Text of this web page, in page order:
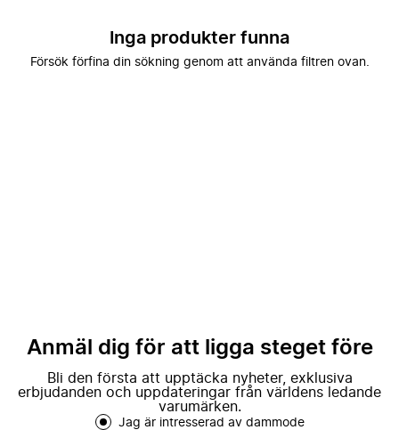
Inga produkter funna
Försök förfina din sökning genom att använda filtren ovan.
Anmäl dig för att ligga steget före
Bli den första att upptäcka nyheter, exklusiva
erbjudanden och uppdateringar från världens ledande
varumärken.
Jag är intresserad av dammode